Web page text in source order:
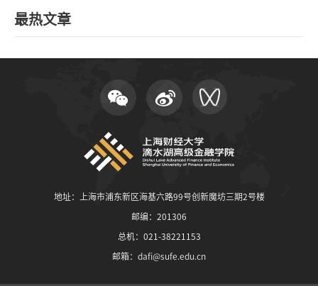
最热文章
地址：上海市浦东新区海基六路99号创新魔坊三期2号楼
邮编：201306
总机：021-38221153
邮箱： dafi@sufe.edu.cn